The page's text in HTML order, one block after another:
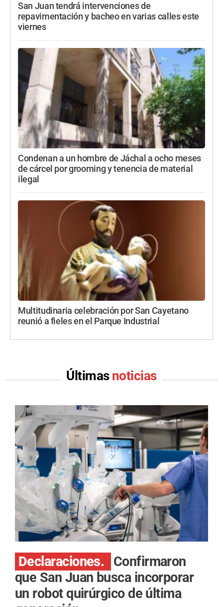
San Juan tendrá intervenciones de
repavimentación y bacheo en varias calles este
viernes
Condenan a un hombre de Jáchal a ocho meses
de cárcel por grooming y tenencia de material
ilegal
Multitudinaria celebración por San Cayetano
reunió a fieles en el Parque Industrial
Últimas noticias
Declaraciones.
Confirmaron
que San Juan busca incorporar
un robot quirúrgico de última